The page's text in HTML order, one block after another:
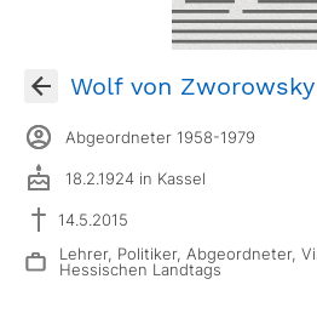
Wolf von Zworowsky
Abgeordneter 1958-1979
18.2.1924 in Kassel
14.5.2015
Lehrer, Politiker, Abgeordneter,
Hessischen Landtags